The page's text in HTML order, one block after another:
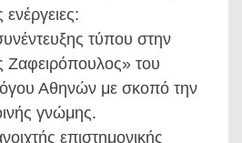
τύπου στην
Ζαφειρόπουλος» του
Αθηνών με σκοπό την
γνώμης.
επιστημονικής